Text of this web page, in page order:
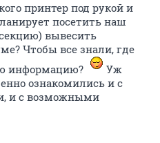
принтер под рукой и
посетить наш
вывесить
Чтобы все знали, где
информацию?
Уж
ознакомились и с
и с возможными